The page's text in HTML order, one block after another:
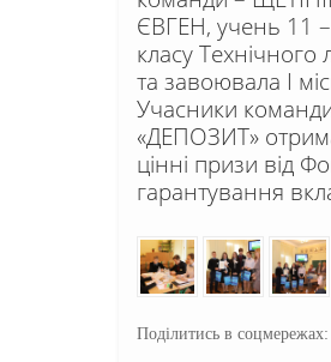
ЄВГЕН, учень 11
класу Технічного
та завоювала І
Учасники
«ДЕПОЗИТ»
цінні призи від
гарантування
Поділитись в соцмережах: